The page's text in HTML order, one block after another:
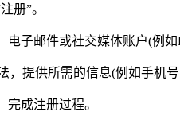
册”。
子邮件或社交媒体账户(例如
，提供所需的信息(例如手机号
成注册过程。